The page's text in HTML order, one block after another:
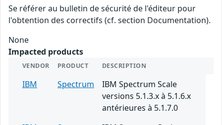
Se référer au bulletin de sécurité de l'éditeur pour
l'obtention des correctifs (cf. section Documentation).
None
Impacted products
VENDOR PRODUCT DESCRIPTION
IBM Spectrum
IBM Spectrum Scale
versions 5.1.3.x à 5.1.6.x
antérieures à 5.1.7.0